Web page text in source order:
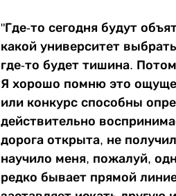
"Где-то сегодня будут
какой университет
где-то будет тишина.
Я хорошо помню это
или конкурс способны
действительно
дорога открыта, не
научило меня, пожалуй,
редко бывает прямой